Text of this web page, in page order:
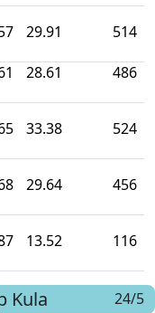
29.91 514
28.61 486
33.38 524
29.64 456
13.52 116
Kula 24/5